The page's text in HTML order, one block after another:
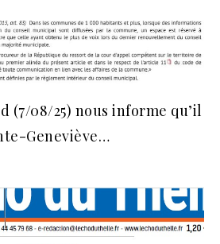
(7/08/25) nous informe qu’il
Geneviève…